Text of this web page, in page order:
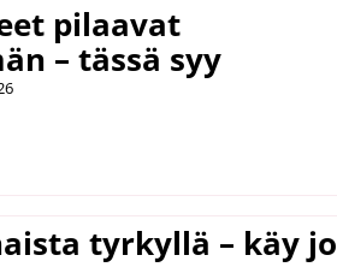
pilaavat
– tässä syy
tyrkyllä – käy jo